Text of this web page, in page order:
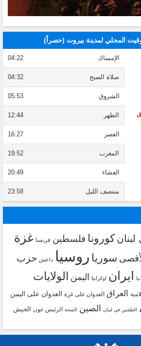
المحلي لمدينة بيروت (حصراً)
الإمساك 04:22
صلاة الصبح 04:32
الشروق 05:53
الظهر 12:44
العصر 16:27
المغرب 19:52
العشاء 20:49
منتصف الليل 23:58
كورونا فلسطين فرنسا غزة
سوريا روسيا داعش حزب
ايران اوكرانيا اليمن
الولايات
العراق العدوان على غزة العدوان على اليمن
الطقس في لبنان الصين الصحة الرئيس عون
الجيش